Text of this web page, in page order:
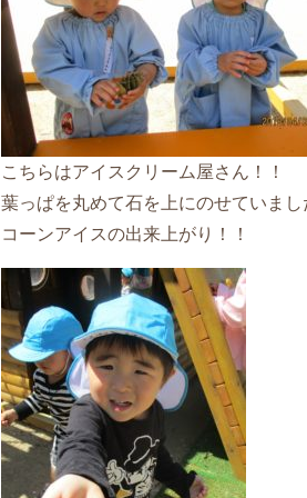
こちらはアイスクリーム屋さん！！
葉っぱを丸めて石を上にのせていまし
コーンアイスの出来上がり！！